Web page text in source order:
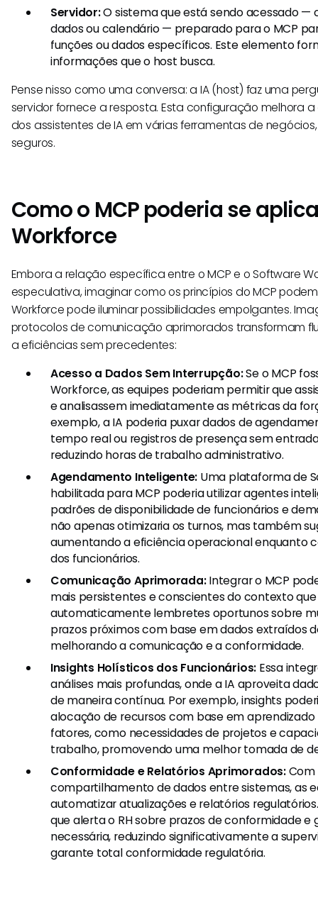
Servidor:O sistema que está sendo acessado —
dados ou calendário — preparado para o MCP
funções ou dados específicos. Este elemento
informações que o host busca.
Pense nisso como uma conversa: a IA (host) faz uma
servidor fornece a resposta. Esta configuração melhora
dos assistentes de IA em várias ferramentas de
seguros.
Como o MCP poderia se
Workforce
Embora a relação específica entre o MCP e o Software
especulativa, imaginar como os princípios do MCP
Workforce pode iluminar possibilidades empolgantes.
protocolos de comunicação aprimorados transformam
a eficiências sem precedentes:
Acesso a Dados Sem Interrupção:Se o MCP
Workforce, as equipes poderiam permitir que
e analisassem imediatamente as métricas da
exemplo, a IA poderia puxar dados de
tempo real ou registros de presença sem
reduzindo horas de trabalho administrativo.
Agendamento Inteligente: Uma plataforma de
habilitada para MCP poderia utilizar agentes
padrões de disponibilidade de funcionários e
não apenas otimizaria os turnos, mas também
aumentando a eficiência operacional enquanto
dos funcionários.
Comunicação Aprimorada:Integrar o MCP
mais persistentes e conscientes do contexto
automaticamente lembretes oportunos sobre
prazos próximos com base em dados extraídos
melhorando a comunicação e a conformidade.
Insights Holísticos dos Funcionários: Essa
análises mais profundas, onde a IA aproveita
de maneira contínua. Por exemplo, insights
alocação de recursos com base em
fatores, como necessidades de projetos e
trabalho, promovendo uma melhor tomada de
Conformidade e Relatórios Aprimorados:Com
compartilhamento de dados entre sistemas, as
automatizar atualizações e relatórios
que alerta o RH sobre prazos de conformidade
necessária, reduzindo significativamente a
garante total conformidade regulatória.